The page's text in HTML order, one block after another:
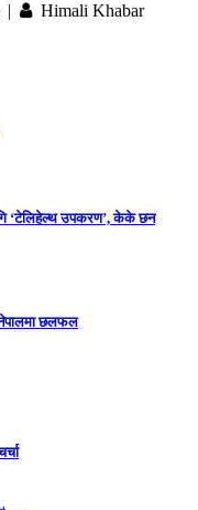
| Himali Khabar
‘टेलिहेल्थ उपकरण’, केके छन
नेपालमा छलफल